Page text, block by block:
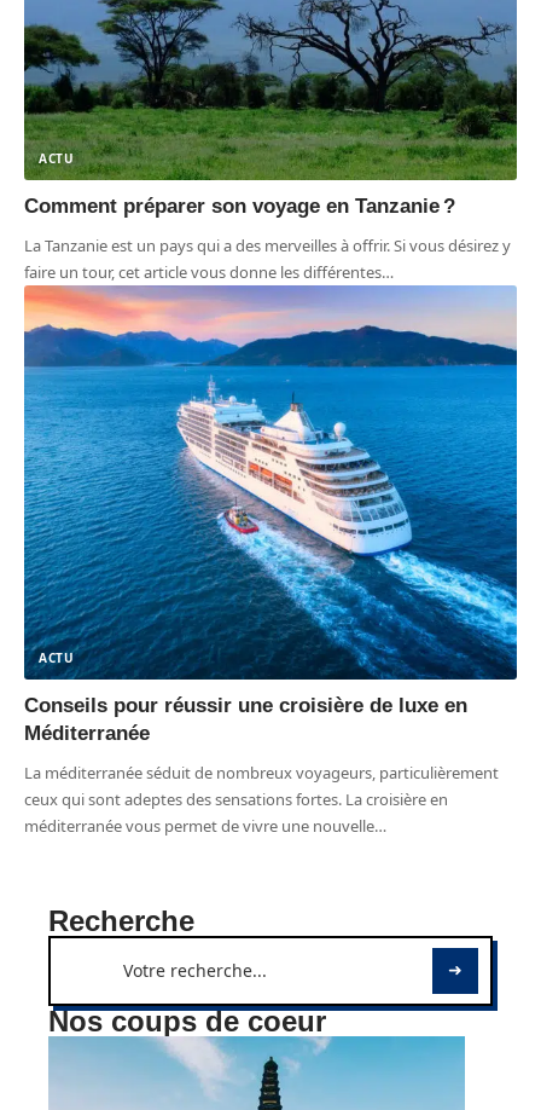
ACTU
Comment préparer son voyage en Tanzanie ?
La Tanzanie est un pays qui a des merveilles à offrir. Si vous désirez y
faire un tour, cet article vous donne les différentes…
ACTU
Conseils pour réussir une croisière de luxe en
Méditerranée
La méditerranée séduit de nombreux voyageurs, particulièrement
ceux qui sont adeptes des sensations fortes. La croisière en
méditerranée vous permet de vivre une nouvelle…
Recherche
Nos coups de coeur